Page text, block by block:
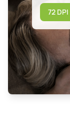
72 DPI